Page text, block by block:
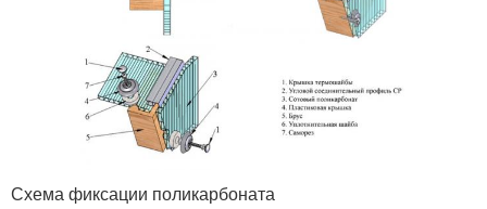
Схема фиксации поликарбоната